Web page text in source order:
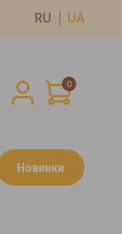
RU UA
0
Новинки